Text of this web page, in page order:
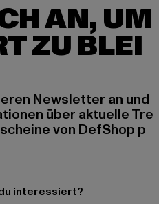
AN, UM
ZU BLEI
Newsletter an und
über aktuelle Tre
von DefShop p
interessiert?